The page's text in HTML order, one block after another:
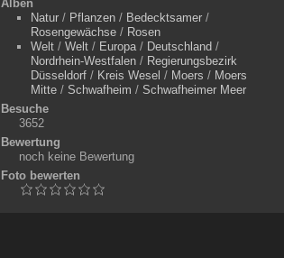
Alben
Natur/ Pflanzen/ Bedecktsamer/
Rosengewächse/ Rosen
Welt/ Welt/ Europa/ Deutschland /
Nordrhein-Westfalen/ Regierungsbezirk
Düsseldorf/ Kreis Wesel / Moers / Moers
Mitte/ Schwafheim / Schwafheimer Meer
Besuche
3652
Bewertung
noch keine Bewertung
Foto bewerten